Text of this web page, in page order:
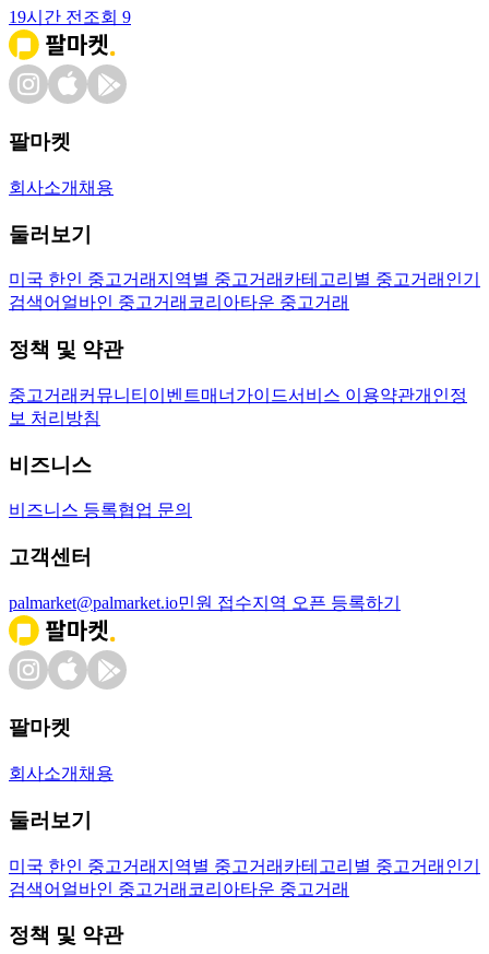
19시간 전 조회 9
팔마켓
회사소개 채용
둘러보기
미국 한인 중고거래 지역별 중고거래 카테고리별 중고거래 인기
검색어 얼바인 중고거래 코리아타운 중고거래
정책 및 약관
중고거래 커뮤니티 이벤트매너가이드서비스 이용약관개인정
보 처리방침
비즈니스
비즈니스 등록협업 문의
고객센터
palmarket@palmarket.io민원 접수지역 오픈 등록하기
팔마켓
회사소개 채용
둘러보기
미국 한인 중고거래 지역별 중고거래 카테고리별 중고거래 인기
검색어 얼바인 중고거래 코리아타운 중고거래
정책 및 약관